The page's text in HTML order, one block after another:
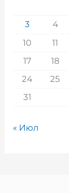
3
4
10
11
17
18
24
25
31
« Июл